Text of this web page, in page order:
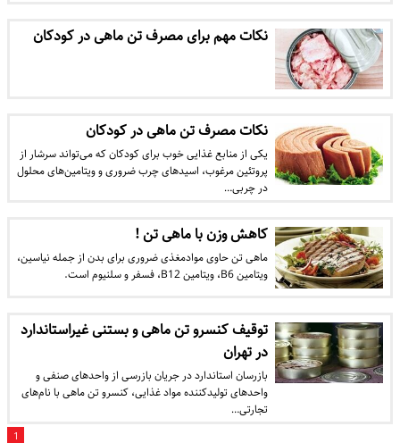
نکات مهم برای مصرف تن ماهی در کودکان
نکات مصرف تن ماهی در کودکان
یکی از منابع غذایی خوب برای کودکان که می‌تواند سرشار از
پروتئین مرغوب، اسیدهای چرب ضروری و ویتامین‌های محلول
در چربی…
کاهش وزن با ماهی تن !
ماهی تن حاوی موادمغذی ضروری برای بدن از جمله نیاسین،
ویتامین B6، ویتامین B12، فسفر و سلنیوم است.
توقیف کنسرو تن ماهی و بستنی غیراستاندارد
در تهران
بازرسان استاندارد در جریان بازرسی از واحدهای صنفی و
واحدهای تولیدکننده مواد غذایی، کنسرو تن ماهی با نام‌های
تجارتی…
1